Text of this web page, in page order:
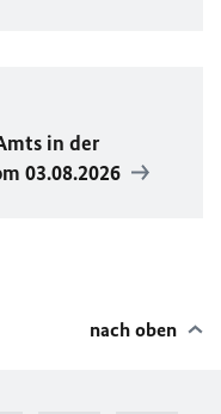
in der
03.08.2026
nach oben